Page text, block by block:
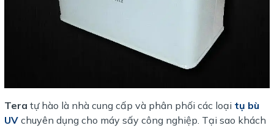
Tera tự hào là nhà cung cấp và phân phối các loại tụ bù
UV chuyên dụng cho máy sấy công nghiệp. Tại sao khách